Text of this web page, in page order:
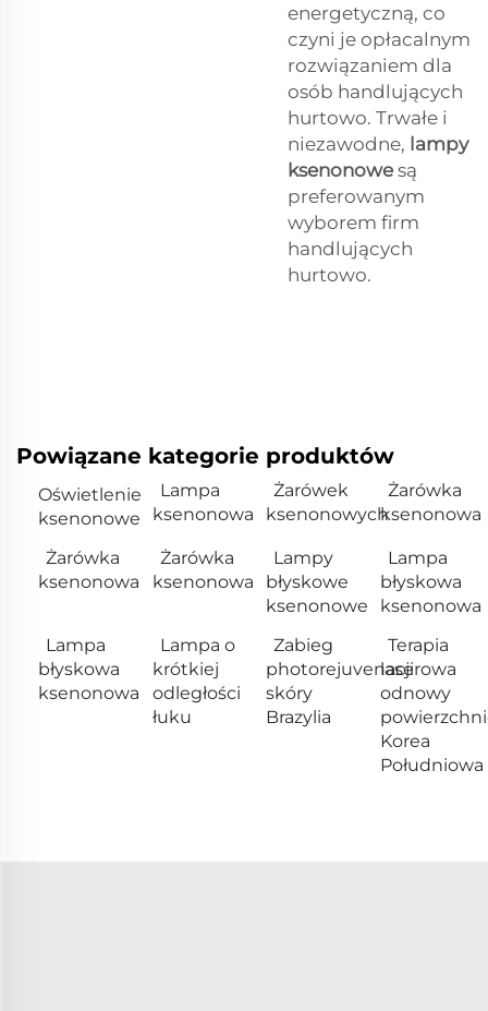
energetyczną, co
czyni je opłacalnym
rozwiązaniem dla
osób handlujących
hurtowo. Trwałe i
niezawodne, lampy
ksenonowesą
preferowanym
wyborem firm
handlujących
hurtowo.
Powiązane kategorie produktów
Oświetlenie
ksenonowe
Lampa
ksenonowa
Żarówek
ksenonowych
Żarówka
ksenonowa
Żarówka
ksenonowa
Żarówka
ksenonowa
Lampy
błyskowe
ksenonowe
Lampa
błyskowa
ksenonowa
Lampa
błyskowa
ksenonowa
Lampa o
krótkiej
odległości
łuku
Zabieg
photorejuvenacji
skóry
Brazylia
Terapia
laserowa
odnowy
Korea
Południowa